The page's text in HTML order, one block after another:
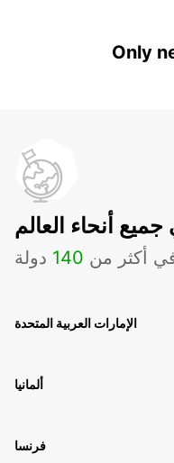
Only
أنحاء العالم
أكثر من 140 دولة
الإمارات العربية المتحدة
ألمانيا
فرنسا